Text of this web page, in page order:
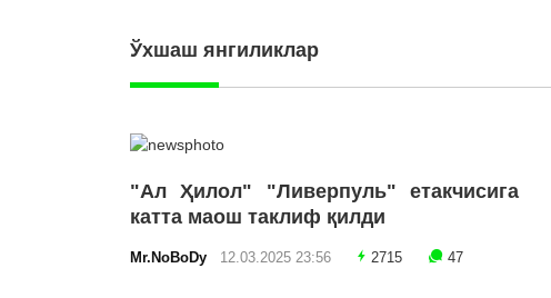
Ўхшаш янгиликлар
"Ал Ҳилол" "Ливерпуль" етакчисига
катта маош таклиф қилди
Mr.NoBoDy 12.03.2025 23:56 2715 47